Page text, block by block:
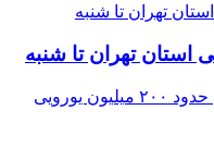
استان تهران تا شنبه